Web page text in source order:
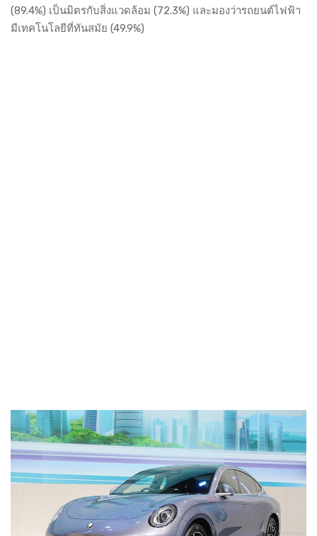
(89.4%) เป็นมิตรกับสิ่งแวดล้อม (72.3%) และมองว่ารถยนต์ไฟฟ้า
มีเทคโนโลยีที่ทันสมัย (49.9%)